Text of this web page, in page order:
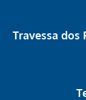
Travessa dos